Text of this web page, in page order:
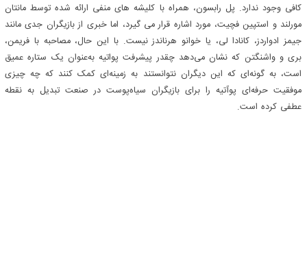
کافی وجود ندارد. پل رابسون، همراه با کلیشه های منفی ارائه شده توسط مانتان
مورلند و استپین فچیت، مورد اشاره قرار می گیرد، اما خبری از بازیگران جدی مانند
جیمز ادواردز، کانادا لی، یا خوانو هرناندز نیست. با این حال، مصاحبه با فریمن،
بری و واشنگتن که نشان می‌دهد چقدر پیشرفت پواتیه به‌عنوان یک ستاره عمیق
است، به گونه‌ای که این دیگران نتوانستند به زمینه‌ای کمک کنند که چه چیزی
موفقیت حرفه‌ای پوآتیه را برای بازیگران سیاه‌پوست در صنعت تبدیل به نقطه
عطفی کرده است.